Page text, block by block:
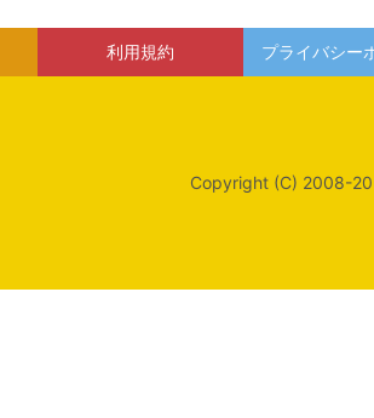
利用規約 プライバシー
Copyright (C) 2008-